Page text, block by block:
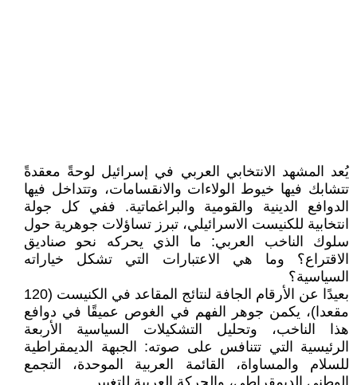
يُعد المشهد الانتخابي العربي في إسرائيل لوحةً معقدةً
تتشابك فيها خيوط الولاءات والانقسامات، وتتداخل فيها
الدوافع الدينية والقومية والبراغماتية. ففي كل جولة
انتخابية للكنيست الاسرائيلي، تبرز تساؤلات جوهرية حول
سلوك الناخب العربي: ما الذي يحركه نحو صناديق
الاقتراع؟ وما هي الاعتبارات التي تشكل خياراته
السياسية؟
بعيدًا عن الأرقام الجافة لنتائج المقاعد في الكنيست (120
مقعدا)، يكمن جوهر الفهم في الغوص عميقًا في دوافع
هذا الناخب، وتحليل التشكيلات السياسية الأربعة
الرئيسية التي تتنافس على صوته: الجبهة الديمقراطية
للسلام والمساواة، القائمة العربية الموحدة، التجمع